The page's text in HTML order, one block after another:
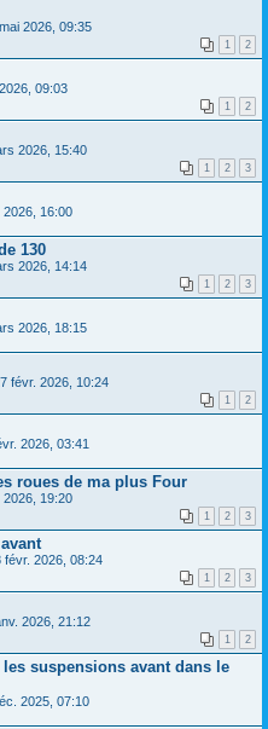
2026, 09:35
1 2
09:03
1 2
2026, 15:40
1 2 3
16:00
130
2026, 14:14
1 2 3
2026, 18:15
févr. 2026, 10:24
1 2
2026, 03:41
roues de ma plus Four
2026, 19:20
1 2 3
févr. 2026, 08:24
1 2 3
2026, 21:12
1 2
suspensions avant dans le
2025, 07:10